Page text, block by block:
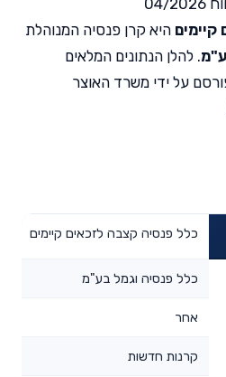
היא קרן פנסיה המנוהלת
. להלן הנתונים המלאים
על ידי משרד האוצר
כלל פנסיה קצבה לזכאים קיימים
כלל פנסיה וגמל בע"מ
אחר
קרנות חדשות